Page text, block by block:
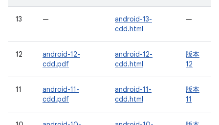
13 —
android-13-
cdd.html
—
12
android-12-
cdd.pdf
android-12-
cdd.html
版本
12
11
android-11-
cdd.pdf
android-11-
cdd.html
版本
11